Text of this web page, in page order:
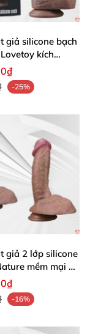
khác khi
tình trường
bệnh qua
giả silicone bạch
kích
-25%
giả 2 lớp silicone
mềm mại an
-16%